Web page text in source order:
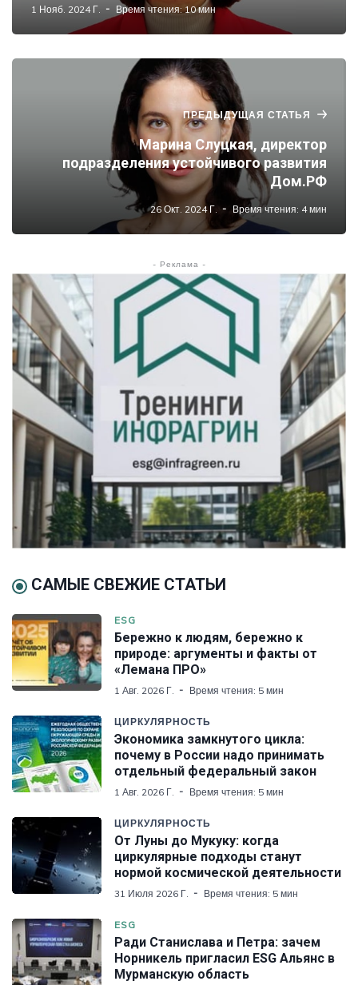
1 Нояб. 2024 Г. Время чтения: 10 мин
ПРЕДЫДУЩАЯ СТАТЬЯ
Марина Слуцкая, директор
подразделения устойчивого развития
Дом.РФ
26 Окт. 2024 Г. Время чтения: 4 мин
- Реклама -
САМЫЕ СВЕЖИЕ СТАТЬИ
ESG
Бережно к людям, бережно к
природе: аргументы и факты от
«Лемана ПРО»
1 Авг. 2026 Г. Время чтения: 5 мин
ЦИРКУЛЯРНОСТЬ
Экономика замкнутого цикла:
почему в России надо принимать
отдельный федеральный закон
1 Авг. 2026 Г. Время чтения: 5 мин
ЦИРКУЛЯРНОСТЬ
От Луны до Мукуку: когда
циркулярные подходы станут
нормой космической деятельности
31 Июля 2026 Г. Время чтения: 5 мин
ESG
Ради Станислава и Петра: зачем
Норникель пригласил ESG Альянс в
Мурманскую область